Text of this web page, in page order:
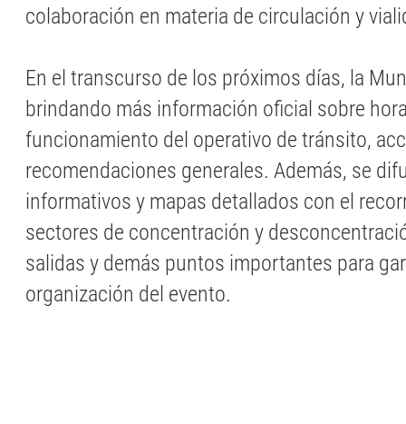
colaboración en materia de circulación y
En el transcurso de los próximos días, la
brindando más información oficial sobre
funcionamiento del operativo de tránsito,
recomendaciones generales. Además, se
informativos y mapas detallados con el
sectores de concentración y
salidas y demás puntos importantes para
organización del evento.